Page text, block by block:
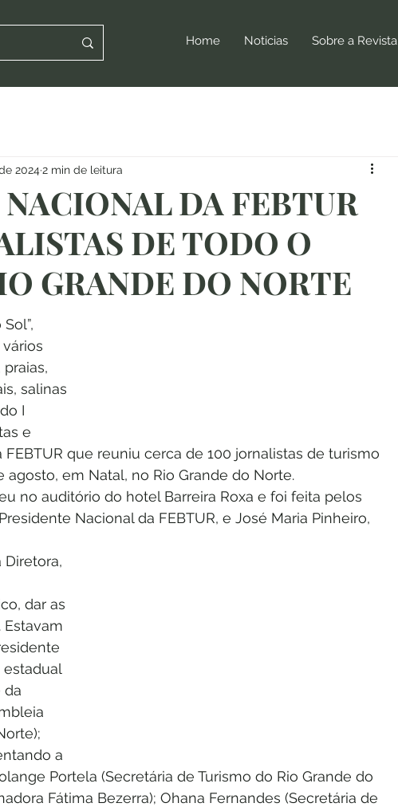
Home Noticias Sobre a Revista
DA FEBTUR
DE TODO O
GRANDE DO NORTE
2024 2 min de leitura
salinas
I
e
que reuniu cerca de 100 jornalistas de turismo
agosto, em Natal, no Rio Grande do Norte.
no auditório do hotel Barreira Roxa e foi feita pelos
Nacional da FEBTUR, e José Maria Pinheiro,
Diretora,
dar as
da
a
Portela (Secretária de Turismo do Rio Grande do
Fátima Bezerra); Ohana Fernandes (Secretária de